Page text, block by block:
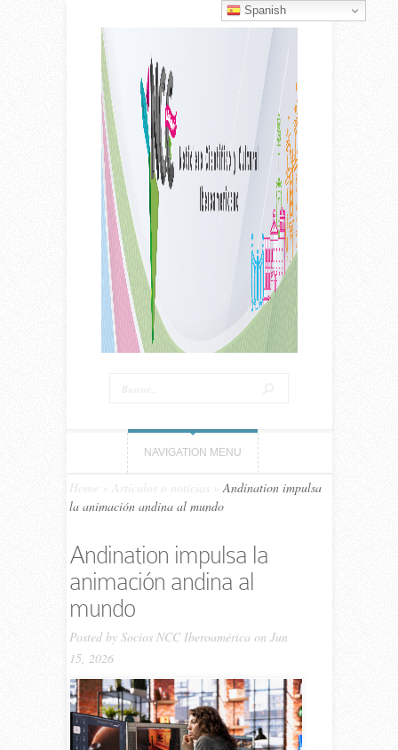
NAVIGATION MENU
Home Artículos o noticias
Andination impulsa
la animación andina al mundo
Andination impulsa la
animación andina al
mundo
Posted by Socios NCC Iberoamérica on Jun
15, 2026
Spanish